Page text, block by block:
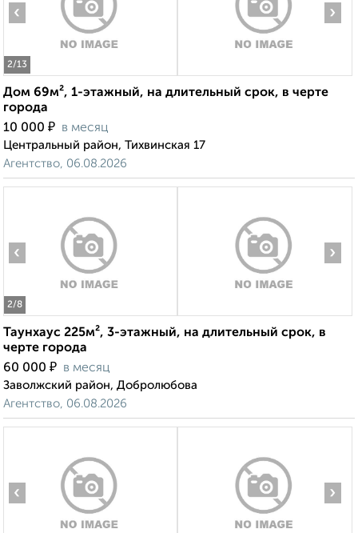
2/13
‹ ›
Дом 69м², 1-этажный, на длительный срок, в черте
города
10 000 ₽ в месяц
Центральный район, Тихвинская 17
Агентство, 06.08.2026
2/8
‹ ›
Таунхаус 225м², 3-этажный, на длительный срок, в
черте города
60 000 ₽ в месяц
Заволжский район, Добролюбова
Агентство, 06.08.2026
‹ ›